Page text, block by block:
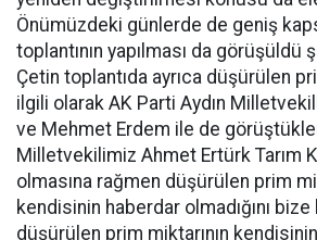
Önümüzdeki günlerde de geniş
toplantının yapılması da
Çetin toplantıda ayrıca düşürülen
ilgili olarak AK Parti Aydın
ve Mehmet Erdem ile de
Milletvekilimiz Ahmet Ertürk Tarım
olmasına rağmen düşürülen prim
kendisinin haberdar olmadığını
düşürülen prim miktarının